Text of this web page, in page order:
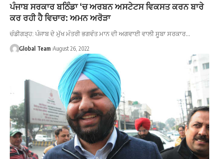
ਪੰਜਾਬ ਸਰਕਾਰ ਬਠਿੰਡਾ ‘ਚ ਅਰਬਨ ਅਸਟੇਟਸ ਵਿਕਸਤ ਕਰਨ ਬਾਰੇ
ਕਰ ਰਹੀ ਹੈ ਵਿਚਾਰ: ਅਮਨ ਅਰੋੜਾ
ਚੰਡੀਗੜ੍ਹ: ਪੰਜਾਬ ਦੇ ਮੁੱਖ ਮੰਤਰੀ ਭਗਵੰਤ ਮਾਨ ਦੀ ਅਗਵਾਈ ਵਾਲੀ ਸੂਬਾ ਸਰਕਾਰ…
Global Team August 26, 2022